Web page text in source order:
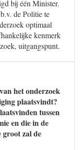
bij één Minister.
de Politie te
optimaal
kenmerk
uitgangspunt.
het onderzoek
plaatsvindt?
tussen
en die in de
groot zal de